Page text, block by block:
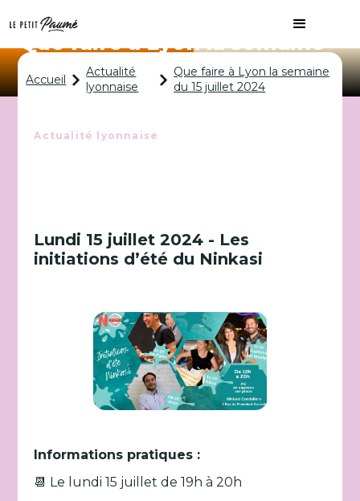
Que faire à Lyon la semaine
du 15 juillet 2024
Accueil
Actualité
lyonnaise
Que faire à Lyon la semaine
du 15 juillet 2024
Actualité lyonnaise
Lundi 15 juillet 2024 - Les
initiations d’été du Ninkasi
Informations pratiques :
📆 Le lundi 15 juillet de 19h à 20h